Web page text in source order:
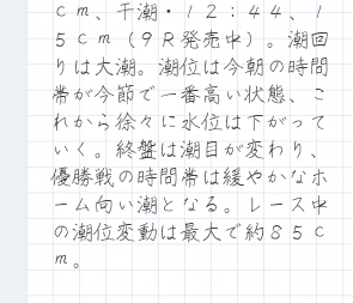
ｃｍ、干潮・１２：４４、１
５ｃｍ（９Ｒ発売中）。潮回
りは大潮。潮位は今朝の時間
帯が今節で一番高い状態、こ
れから徐々に水位は下がって
いく。終盤は潮目が変わり、
優勝戦の時間帯は緩やかなホ
ーム向い潮となる。レース中
の潮位変動は最大で約８５ｃ
ｍ。